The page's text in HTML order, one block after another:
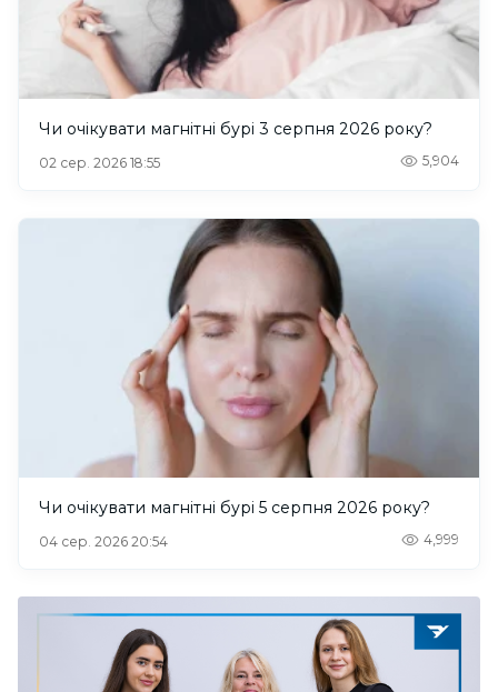
Чи очікувати магнітні бурі 3 серпня 2026 року?
02 сер. 2026 18:55 5,904
Чи очікувати магнітні бурі 5 серпня 2026 року?
04 сер. 2026 20:54 4,999